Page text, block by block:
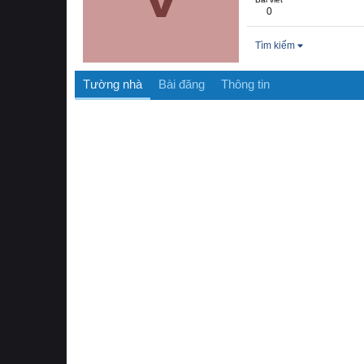
0
Tìm kiếm
Tường nhà Bài đăng Thông tin